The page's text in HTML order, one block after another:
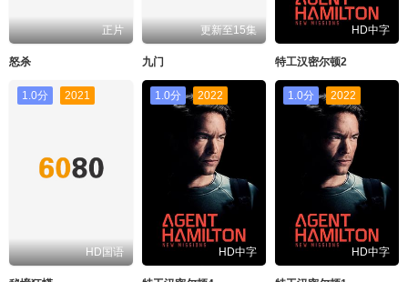
正片
怒杀
更新至15集
九门
HD中字
特工汉密尔顿2
1.0分 2021
HD国语
1.0分 2022
HD中字
1.0分 2022
HD中字